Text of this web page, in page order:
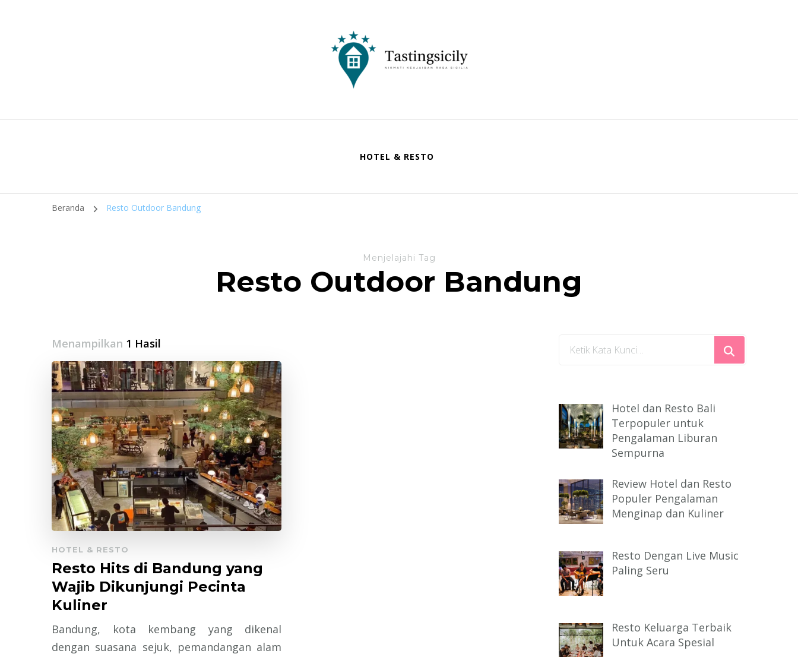
Tastingsicily
Nikmati Keajaiban Rasa Sicilia
HOTEL & RESTO
Beranda Resto Outdoor Bandung
Menjelajahi Tag
Resto Outdoor Bandung
Menampilkan 1 Hasil
HOTEL & RESTO
Resto Hits di Bandung yang
Wajib Dikunjungi Pecinta
Kuliner
Bandung, kota kembang yang dikenal
dengan suasana sejuk, pemandangan alam
Mencari
Hotel dan Resto Bali
Terpopuler untuk
Pengalaman Liburan
Sempurna
Review Hotel dan Resto
Populer Pengalaman
Menginap dan Kuliner
Resto Dengan Live Music
Paling Seru
Resto Keluarga Terbaik
Untuk Acara Spesial